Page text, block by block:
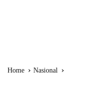
Home Nasional